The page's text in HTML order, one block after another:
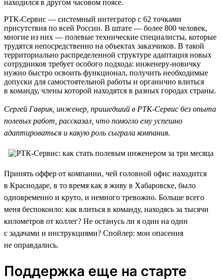
находился в другом часовом поясе.
РТК-Сервис — системный интегратор с 62 точками
присутствия по всей России. В штате — более 800 человек,
многие из них — полевые технические специалисты, которые
трудятся непосредственно на объектах заказчиков. В такой
территориально распределенной структуре адаптация новых
сотрудников требует особого подхода: инженеру-новичку
нужно быстро освоить функционал, получить необходимые
допуски для самостоятельной работы и органично влиться
в команду, члены которой находятся в разных городах страны.
Сергей Гаврик, инженер, пришедший в РТК-Сервис без опыта
полевых работ, рассказал, что помогло ему успешно
адаптироваться и какую роль сыграла компания.
Принять оффер от компании, чей головной офис находится
в Краснодаре, в то время как я живу в Хабаровске, было
одновременно и круто, и немного тревожно. Больше всего
меня беспокоило: как влиться в команду, находясь за тысячи
километров от коллег? Не останусь ли я один на один
с задачами и инструкциями? Спойлер: мои опасения
не оправдались.
Поддержка еще на старте